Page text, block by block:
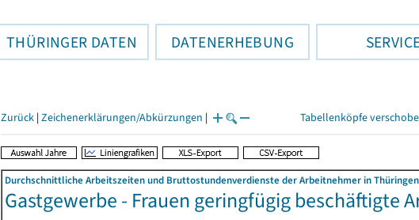
THÜRINGER DATEN DATENERHEBUNG
Zurück | Zeichenerklärungen/Abkürzungen | Tabellenköpfe
Durchschnittliche Arbeitszeiten und Bruttostundenverdienste der Arbeitnehmer in Thüringen
Gastgewerbe - Frauen geringfügig beschäftigte